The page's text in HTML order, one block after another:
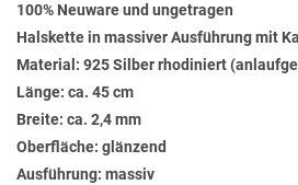
100% Neuware und ungetragen
Halskette in massiver Ausführung mit
Material: 925 Silber rhodiniert
Länge: ca. 45 cm
Breite: ca. 2,4 mm
Oberfläche: glänzend
Ausführung: massiv